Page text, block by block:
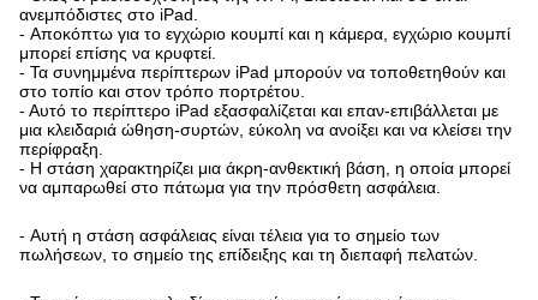
ανεμπόδιστες στο iPad.
- Αποκόπτω για το εγχώριο κουμπί και η κάμερα, εγχώριο κουμπί
μπορεί επίσης να κρυφτεί.
- Τα συνημμένα περίπτερων iPad μπορούν να τοποθετηθούν και
στο τοπίο και στον τρόπο πορτρέτου.
- Αυτό το περίπτερο iPad εξασφαλίζεται και επαν-επιβάλλεται με
μια κλειδαριά ώθηση-συρτών, εύκολη να ανοίξει και να κλείσει την
περίφραξη.
- Η στάση χαρακτηρίζει μια άκρη-ανθεκτική βάση, η οποία μπορεί
να αμπαρωθεί στο πάτωμα για την πρόσθετη ασφάλεια.
- Αυτή η στάση ασφάλειας είναι τέλεια για το σημείο των
πωλήσεων, το σημείο της επίδειξης και τη διεπαφή πελατών.